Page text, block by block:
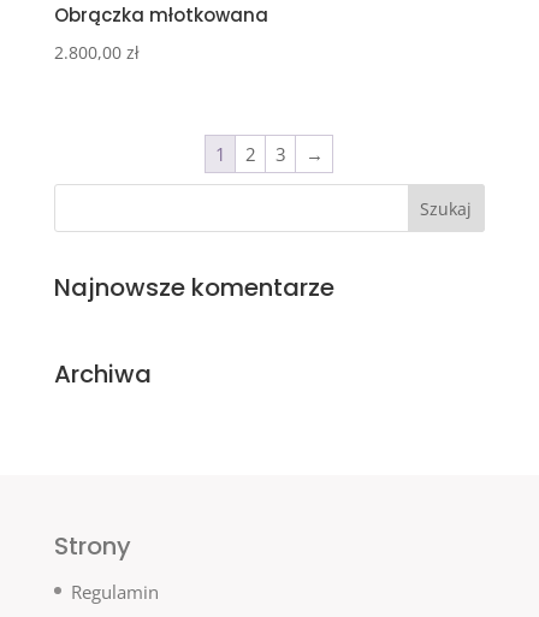
Obrączka młotkowana
2.800,00 zł
1 2 3 →
Najnowsze komentarze
Archiwa
Strony
Regulamin